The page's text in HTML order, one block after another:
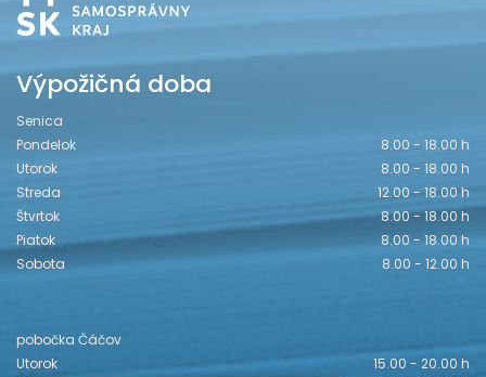
Výpožičná doba
Senica
Pondelok
8.00 - 18.00 h
Utorok
8.00 - 18.00 h
Streda
12.00 - 18.00 h
Štvrtok
8.00 - 18.00 h
Piatok
8.00 - 18.00 h
Sobota
8.00 - 12.00 h
pobočka Čáčov
Utorok
15.00 - 20.00 h